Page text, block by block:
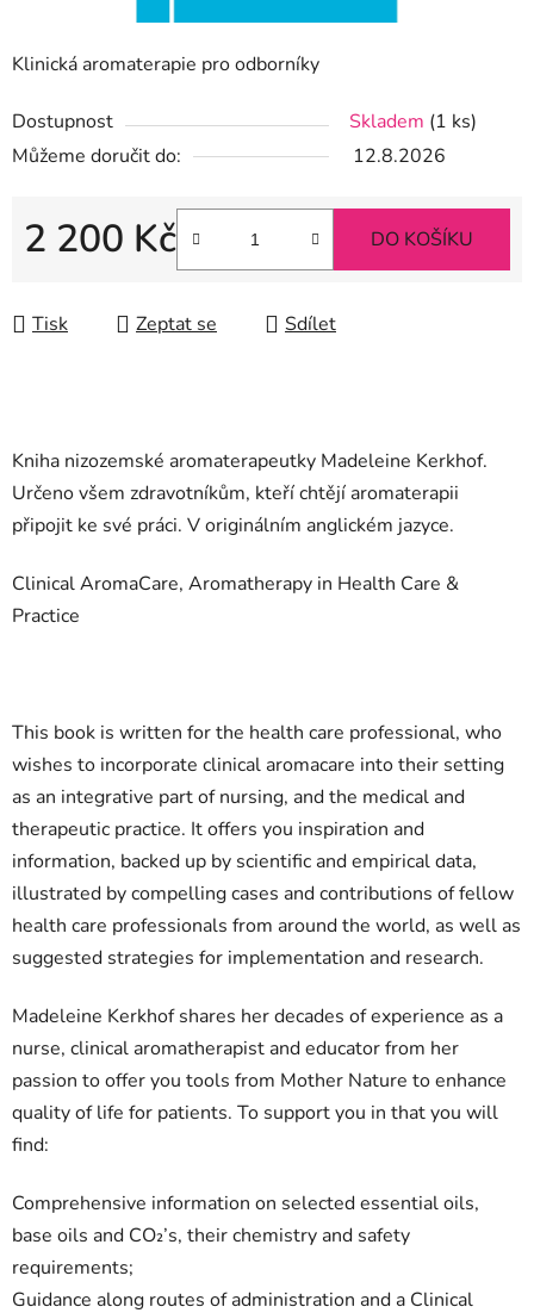
Klinická aromaterapie pro odborníky
Dostupnost Skladem (1 ks)
Můžeme doručit do:
12.8.2026
2 200 Kč DO KOŠÍKU
Tisk Zeptat se Sdílet
Kniha nizozemské aromaterapeutky Madeleine Kerkhof.
Určeno všem zdravotníkům, kteří chtějí aromaterapii
připojit ke své práci. V originálním anglickém jazyce.
Clinical AromaCare, Aromatherapy in Health Care &
Practice
This book is written for the health care professional, who
wishes to incorporate clinical aromacare into their setting
as an integrative part of nursing, and the medical and
therapeutic practice. It offers you inspiration and
information, backed up by scientific and empirical data,
illustrated by compelling cases and contributions of fellow
health care professionals from around the world, as well as
suggested strategies for implementation and research.
Madeleine Kerkhof shares her decades of experience as a
nurse, clinical aromatherapist and educator from her
passion to offer you tools from Mother Nature to enhance
quality of life for patients. To support you in that you will
find:
Comprehensive information on selected essential oils,
base oils and CO₂’s, their chemistry and safety
requirements;
Guidance along routes of administration and a Clinical